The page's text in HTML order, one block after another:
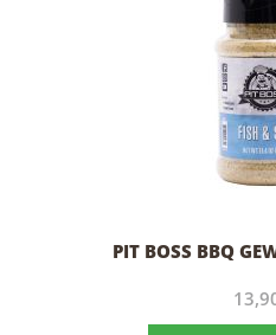
PIT BOSS BBQ